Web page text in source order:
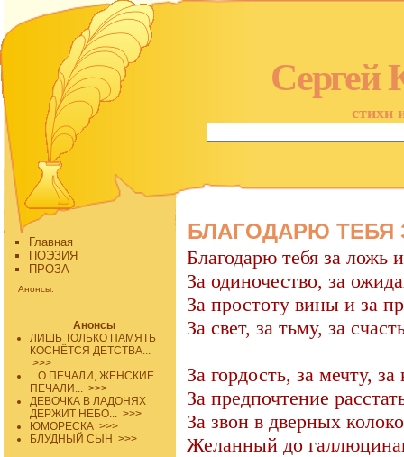
Сергей
стихи
Главная
ПОЭЗИЯ
ПРОЗА
Анонсы:
Анонсы
ЛИШЬ ТОЛЬКО ПАМЯТЬ
КОСНЁТСЯ ДЕТСТВА...
>>>
...О ПЕЧАЛИ, ЖЕНСКИЕ
ПЕЧАЛИ... >>>
ДЕВОЧКА В ЛАДОНЯХ
ДЕРЖИТ НЕБО... >>>
ЮМОРЕСКА >>>
БЛУДНЫЙ СЫН >>>
БЛАГОДАРЮ ТЕБЯ
Благодарю тебя за ложь
За одиночество, за
За простоту вины и за
За свет, за тьму, за
За гордость, за мечту, за
За предпочтение
За звон в дверных
Желанный до